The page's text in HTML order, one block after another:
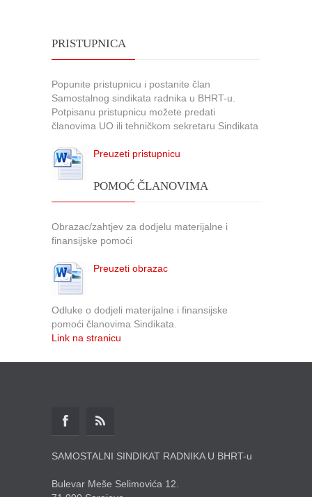
PRISTUPNICA
Popunite pristupnicu i postanite član
Samostalnog sindikata radnika u BHRT-u.
Potpisanu pristupnicu možete predati
članovima UO ili tehničkom sekretaru Sindikata
Preuzeti pristupnicu
POMOĆ ČLANOVIMA
Obrazac/zahtjev za dodjelu materijalne i
finansijske pomoći
Preuzeti obrazac
Odluke o dodjeli materijalne i finansijske
pomoći članovima Sindikata.
Link na stranicu
SAMOSTALNI SINDIKAT RADNIKA U BHRT-u
Bulevar Meše Selimovića 12.